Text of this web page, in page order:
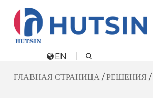
EN
ГЛАВНАЯ СТРАНИЦА /РЕШЕНИЯ /